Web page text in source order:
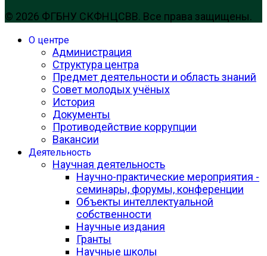
© 2026 ФГБНУ СКФНЦСВВ. Все права защищены.
О центре
Администрация
Структура центра
Предмет деятельности и область знаний
Совет молодых учёных
История
Документы
Противодействие коррупции
Вакансии
Деятельность
Научная деятельность
Научно-практические мероприятия -
семинары, форумы, конференции
Объекты интеллектуальной
собственности
Научные издания
Гранты
Научные школы